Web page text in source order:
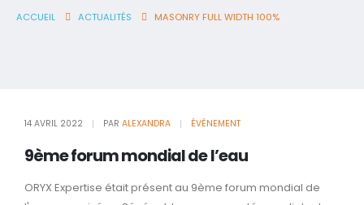
ACCUEIL ACTUALITÉS MASONRY FULL WIDTH 100%
14 AVRIL 2022 PAR ALEXANDRA ÉVÈNEMENT
9ème forum mondial de l’eau
ORYX Expertise était présent au 9ème forum mondial de